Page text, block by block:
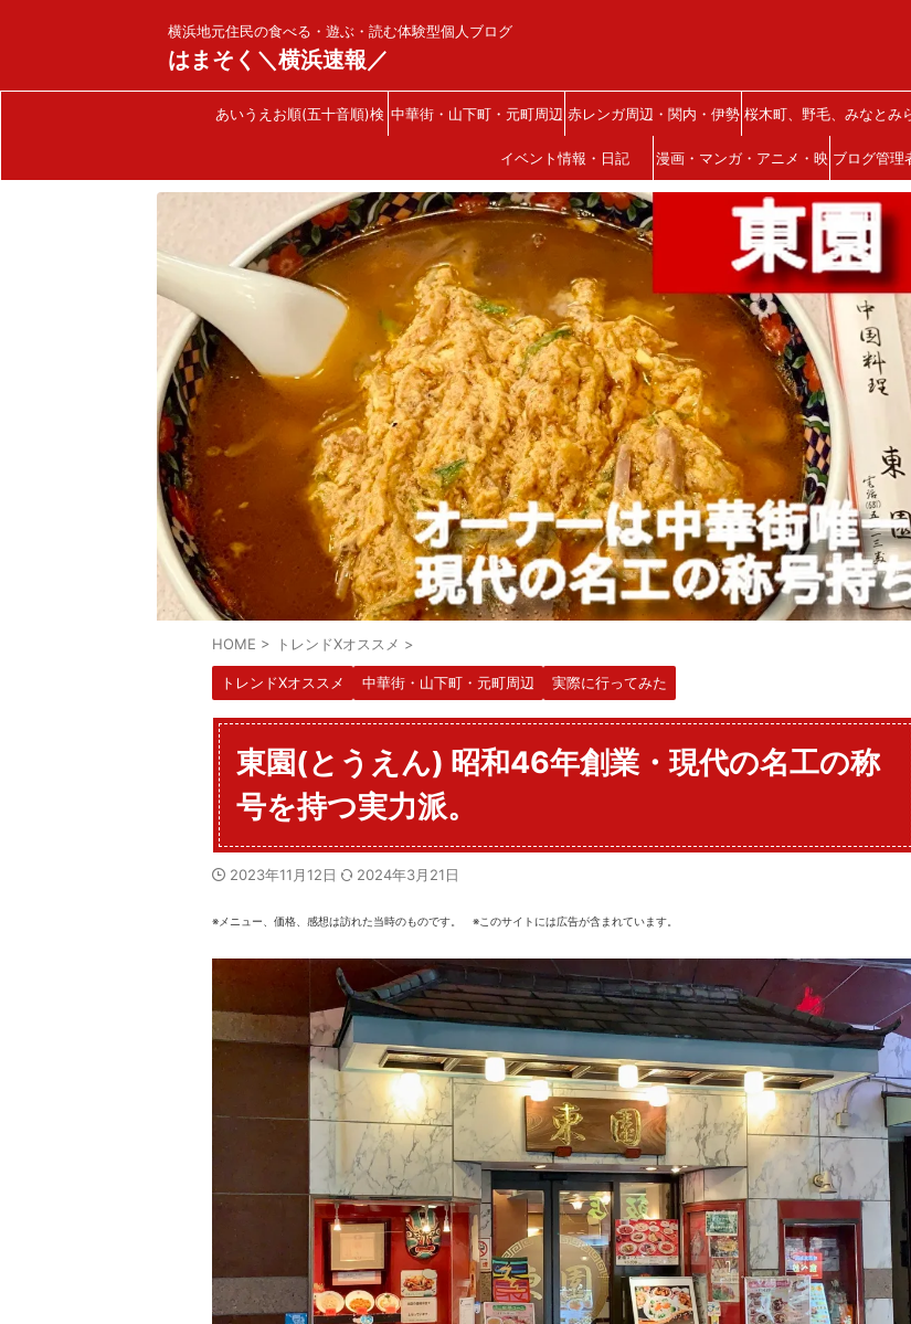
横浜地元住民の食べる・遊ぶ・読む体験型個人ブログ
はまそく＼横浜速報／
あいうえお順(五十音順)検 中華街・山下町・元町周辺 赤レンガ周辺・関内・伊勢
佐木町
桜木町、野毛、みなとみ
い、西区
イベント情報・日記 漫画・マンガ・アニメ・映
画
ブログ管理
HOME > トレンドXオススメ >
トレンドXオススメ 中華街・山下町・元町周辺 実際に行ってみた
東園(とうえん) 昭和46年創業・現代の名工の称
号を持つ実力派。
2023年11月12日 2024年3月21日
※メニュー、価格、感想は訪れた当時のものです。 ※このサイトには広告が含まれています。